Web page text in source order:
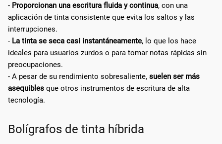
- Proporcionan una escritura fluida y continua, con una
aplicación de tinta consistente que evita los saltos y las
interrupciones.
- La tinta se seca casi instantáneamente, lo que los hace
ideales para usuarios zurdos o para tomar notas rápidas sin
preocupaciones.
- A pesar de su rendimiento sobresaliente, suelen ser más
asequibles que otros instrumentos de escritura de alta
tecnología.
Bolígrafos de tinta híbrida